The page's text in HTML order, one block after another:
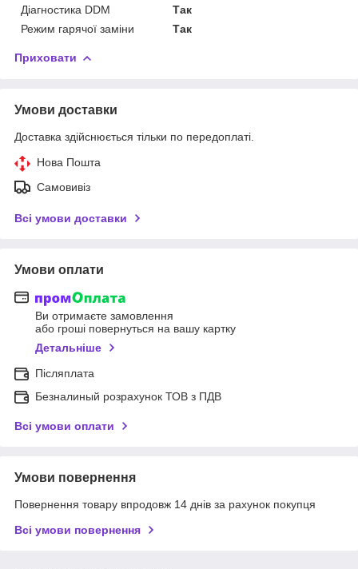
Діагностика DDM
Так
Режим гарячої заміни
Так
Приховати
Умови доставки
Доставка здійснюється тільки по передоплаті.
Нова Пошта
Самовивіз
Всі умови доставки
Умови оплати
Ви отримаєте замовлення
або гроші повернуться на вашу картку
Детальніше
Післяплата
Безналиный розрахунок ТОВ з ПДВ
Всі умови оплати
Умови повернення
Повернення товару впродовж 14 днів за рахунок покупця
Всі умови повернення